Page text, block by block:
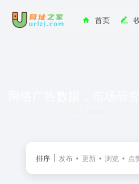
首页
排序 发布 更新 浏览 点